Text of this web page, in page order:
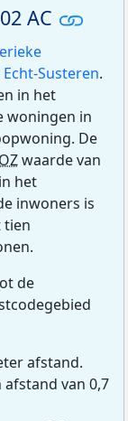
AC
Susteren.
in het
woningen in
De
waarde van
het
inwoners is
tien
de
afstand.
van 0,7